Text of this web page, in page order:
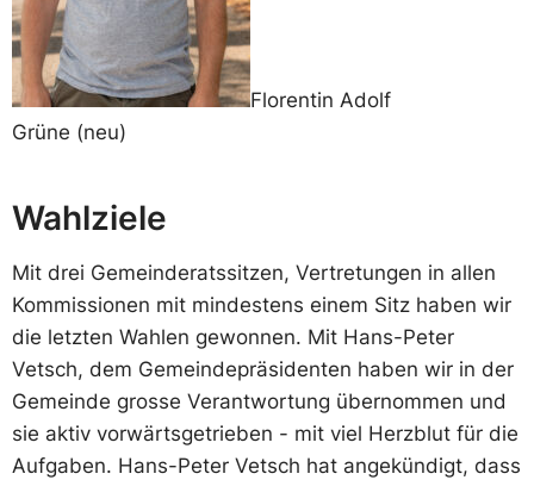
Florentin Adolf
Grüne (neu)
Wahlziele
Mit drei Gemeinderatssitzen, Vertretungen in allen
Kommissionen mit mindestens einem Sitz haben wir
die letzten Wahlen gewonnen. Mit Hans-Peter
Vetsch, dem Gemeindepräsidenten haben wir in der
Gemeinde grosse Verantwortung übernommen und
sie aktiv vorwärtsgetrieben - mit viel Herzblut für die
Aufgaben. Hans-Peter Vetsch hat angekündigt, dass